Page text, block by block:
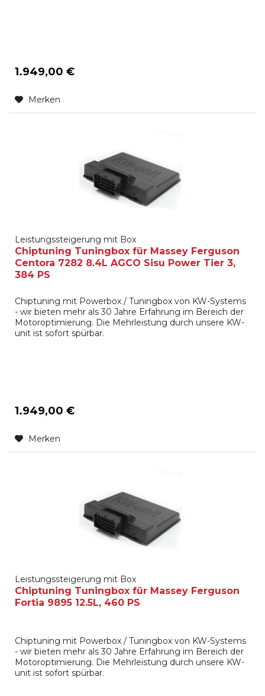
1.949,00 €
Merken
Leistungssteigerung mit Box
Chiptuning Tuningbox für Massey Ferguson
Centora 7282 8.4L AGCO Sisu Power Tier 3,
384 PS
Chiptuning mit Powerbox / Tuningbox von KW-Systems
- wir bieten mehr als 30 Jahre Erfahrung im Bereich der
Motoroptimierung. Die Mehrleistung durch unsere KW-
unit ist sofort spürbar.
1.949,00 €
Merken
Leistungssteigerung mit Box
Chiptuning Tuningbox für Massey Ferguson
Fortia 9895 12.5L, 460 PS
Chiptuning mit Powerbox / Tuningbox von KW-Systems
- wir bieten mehr als 30 Jahre Erfahrung im Bereich der
Motoroptimierung. Die Mehrleistung durch unsere KW-
unit ist sofort spürbar.